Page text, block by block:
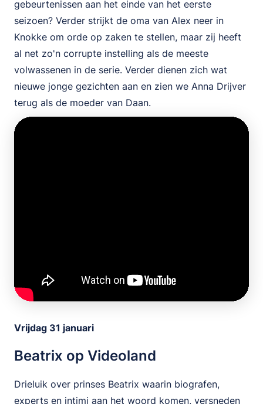
gebeurtenissen aan het einde van het eerste
seizoen? Verder strijkt de oma van Alex neer in
Knokke om orde op zaken te stellen, maar zij heeft
al net zo'n corrupte instelling als de meeste
volwassenen in de serie. Verder dienen zich wat
nieuwe jonge gezichten aan en zien we Anna Drijver
terug als de moeder van Daan.
Vrijdag 31 januari
Beatrix op Videoland
Drieluik over prinses Beatrix waarin biografen,
experts en intimi aan het woord komen, versneden